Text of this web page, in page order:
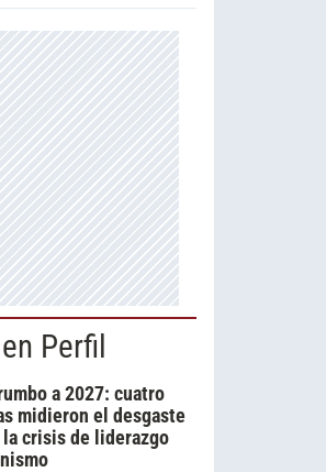
Perfil
a 2027: cuatro
midieron el desgaste
crisis de liderazgo